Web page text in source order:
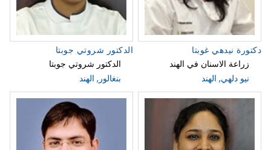
الدكتور شروتي جوبتا
الدكتور شروتي جوبتا
بنغالور, الهند
دكتورة نيدهي غوبتا
نيو دلهي, الهند